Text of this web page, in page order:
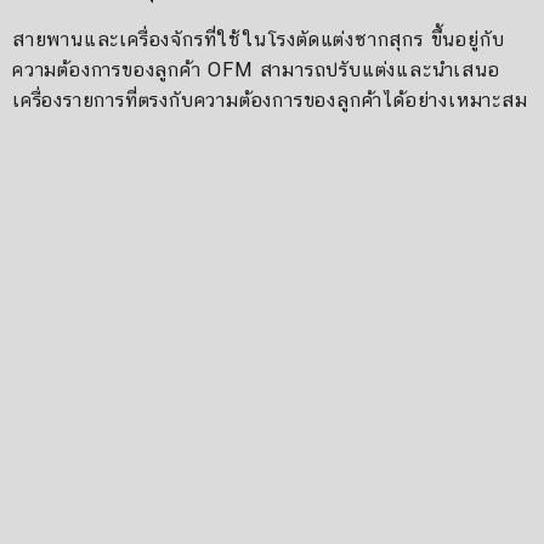
สายพานและเครื่องจักรที่ใช้ในโรงตัดแต่งซากสุกร ขึ้นอยู่กับ
ความต้องการของลูกค้า OFM สามารถปรับแต่งและนำเสนอ
เครื่องรายการที่ตรงกับความต้องการของลูกค้าได้อย่างเหมาะสม